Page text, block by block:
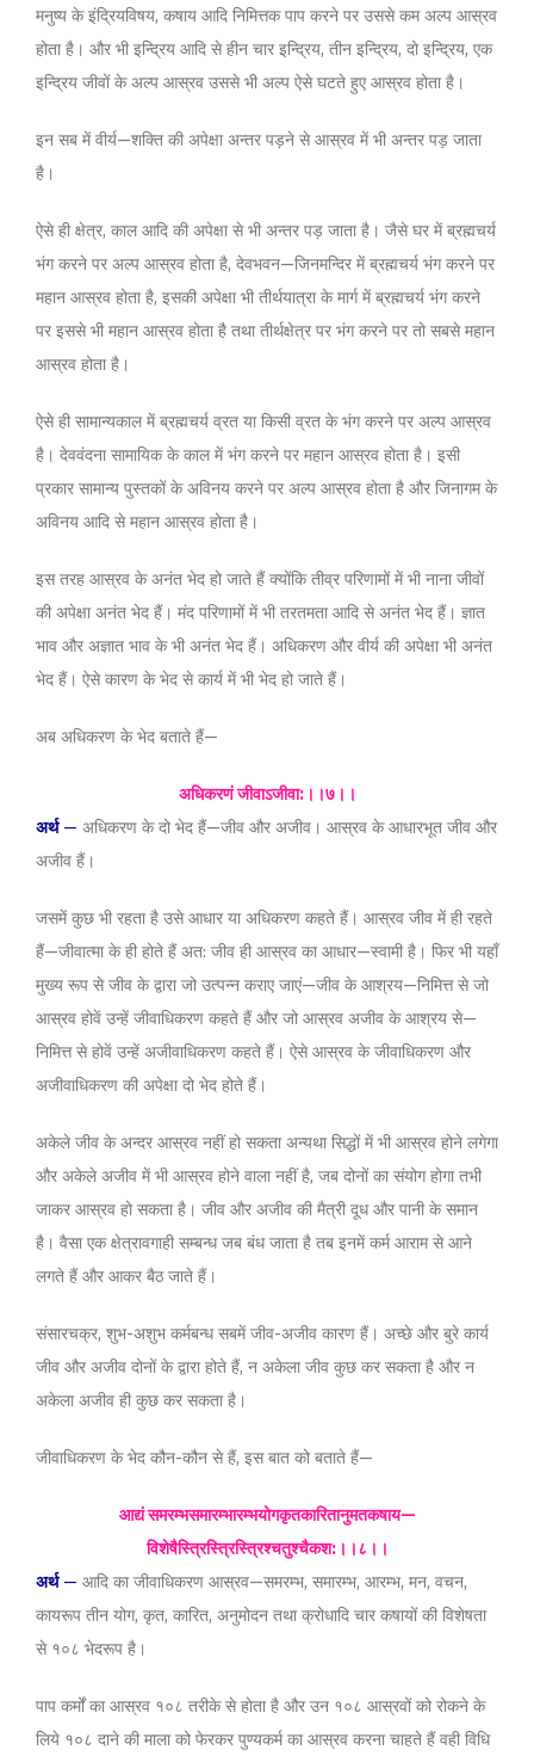
मनुष्य के इंद्रियविषय, कषाय आदि निमित्तक पाप करने पर उससे कम अल्प आस्रव
होता है। और भी इन्द्रिय आदि से हीन चार इन्द्रिय, तीन इन्द्रिय, दो इन्द्रिय, एक
इन्द्रिय जीवों के अल्प आस्रव उससे भी अल्प ऐसे घटते हुए आस्रव होता है।
इन सब में वीर्य—शक्ति की अपेक्षा अन्तर पड़ने से आस्रव में भी अन्तर पड़ जाता
है।
ऐसे ही क्षेत्र, काल आदि की अपेक्षा से भी अन्तर पड़ जाता है। जैसे घर में ब्रह्मचर्य
भंग करने पर अल्प आस्रव होता है, देवभवन—जिनमन्दिर में ब्रह्मचर्य भंग करने पर
महान आस्रव होता है, इसकी अपेक्षा भी तीर्थयात्रा के मार्ग में ब्रह्मचर्य भंग करने
पर इससे भी महान आस्रव होता है तथा तीर्थक्षेत्र पर भंग करने पर तो सबसे महान
आस्रव होता है।
ऐसे ही सामान्यकाल में ब्रह्मचर्य व्रत या किसी व्रत के भंग करने पर अल्प आस्रव
है। देववंदना सामायिक के काल में भंग करने पर महान आस्रव होता है। इसी
प्रकार सामान्य पुस्तकों के अविनय करने पर अल्प आस्रव होता है और जिनागम के
अविनय आदि से महान आस्रव होता है।
इस तरह आस्रव के अनंत भेद हो जाते हैं क्योंकि तीव्र परिणामों में भी नाना जीवों
की अपेक्षा अनंत भेद हैं। मंद परिणामों में भी तरतमता आदि से अनंत भेद हैं। ज्ञात
भाव और अज्ञात भाव के भी अनंत भेद हैं। अधिकरण और वीर्य की अपेक्षा भी अनंत
भेद हैं। ऐसे कारण के भेद से कार्य में भी भेद हो जाते हैं।
अब अधिकरण के भेद बताते हैं—
अधिकरणं जीवाऽजीवा:।।७।।
अर्थ— अधिकरण के दो भेद हैं—जीव और अजीव। आस्रव के आधारभूत जीव और
अजीव हैं।
जसमें कुछ भी रहता है उसे आधार या अधिकरण कहते हैं। आस्रव जीव में ही रहते
हैं—जीवात्मा के ही होते हैं अत: जीव ही आस्रव का आधार—स्वामी है। फिर भी यहाँ
मुख्य रूप से जीव के द्वारा जो उत्पन्न कराए जाएं—जीव के आश्रय—निमित्त से जो
आस्रव होवें उन्हें जीवाधिकरण कहते हैं और जो आस्रव अजीव के आश्रय से—
निमित्त से होवें उन्हें अजीवाधिकरण कहते हैं। ऐसे आस्रव के जीवाधिकरण और
अजीवाधिकरण की अपेक्षा दो भेद होते हैं।
अकेले जीव के अन्दर आस्रव नहीं हो सकता अन्यथा सिद्धों में भी आस्रव होने लगेगा
और अकेले अजीव में भी आस्रव होने वाला नहीं है, जब दोनों का संयोग होगा तभी
जाकर आस्रव हो सकता है। जीव और अजीव की मैत्री दूध और पानी के समान
है। वैसा एक क्षेत्रावगाही सम्बन्ध जब बंध जाता है तब इनमें कर्म आराम से आने
लगते हैं और आकर बैठ जाते हैं।
संसारचक्र, शुभ-अशुभ कर्मबन्ध सबमें जीव-अजीव कारण हैं। अच्छे और बुरे कार्य
जीव और अजीव दोनों के द्वारा होते हैं, न अकेला जीव कुछ कर सकता है और न
अकेला अजीव ही कुछ कर सकता है।
जीवाधिकरण के भेद कौन-कौन से हैं, इस बात को बताते हैं—
आद्यं समरम्भसमारम्भारम्भयोगकृतकारितानुमतकषाय—
विशेषैस्त्रिस्त्रिस्त्रिश्चतुश्चैकश:।।८।।
अर्थ— आदि का जीवाधिकरण आस्रव—समरम्भ, समारम्भ, आरम्भ, मन, वचन,
कायरूप तीन योग, कृत, कारित, अनुमोदन तथा क्रोधादि चार कषायों की विशेषता
से १०८ भेदरूप है।
पाप कर्मों का आस्रव १०८ तरीके से होता है और उन १०८ आस्रवों को रोकने के
लिये १०८ दाने की माला को फेरकर पुण्यकर्म का आस्रव करना चाहते हैं वही विधि